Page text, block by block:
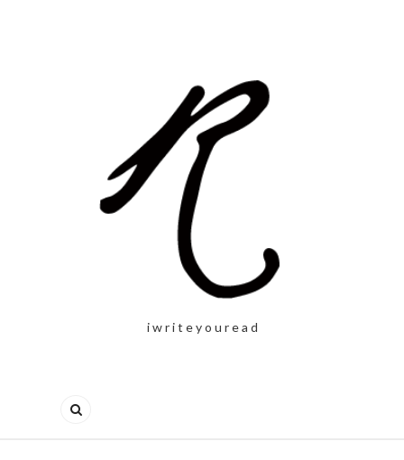
i w r i t e y o u r e a d